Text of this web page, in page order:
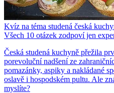
Kvíz na téma studená česká
Všech 10 otázek zodpoví jen
Česká studená kuchyně přežila
porevoluční nadšení ze
pomazánky, aspiky a nakládané
oslavě i hospodském pultu. Ale
myslíte?